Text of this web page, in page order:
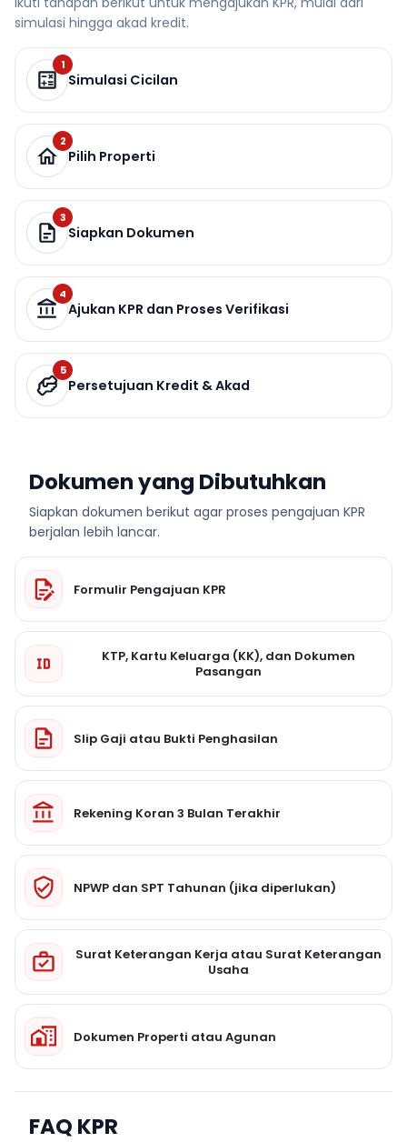
simulasi hingga akad kredit.
1
Simulasi Cicilan
2
Pilih Properti
3
Siapkan Dokumen
4
Ajukan KPR dan Proses Verifikasi
5
Persetujuan Kredit & Akad
Dokumen yang Dibutuhkan
Siapkan dokumen berikut agar proses pengajuan KPR
berjalan lebih lancar.
Formulir Pengajuan KPR
KTP, Kartu Keluarga (KK), dan Dokumen
Pasangan
Slip Gaji atau Bukti Penghasilan
Rekening Koran 3 Bulan Terakhir
NPWP dan SPT Tahunan (jika diperlukan)
Surat Keterangan Kerja atau Surat Keterangan
Usaha
Dokumen Properti atau Agunan
FAQ KPR